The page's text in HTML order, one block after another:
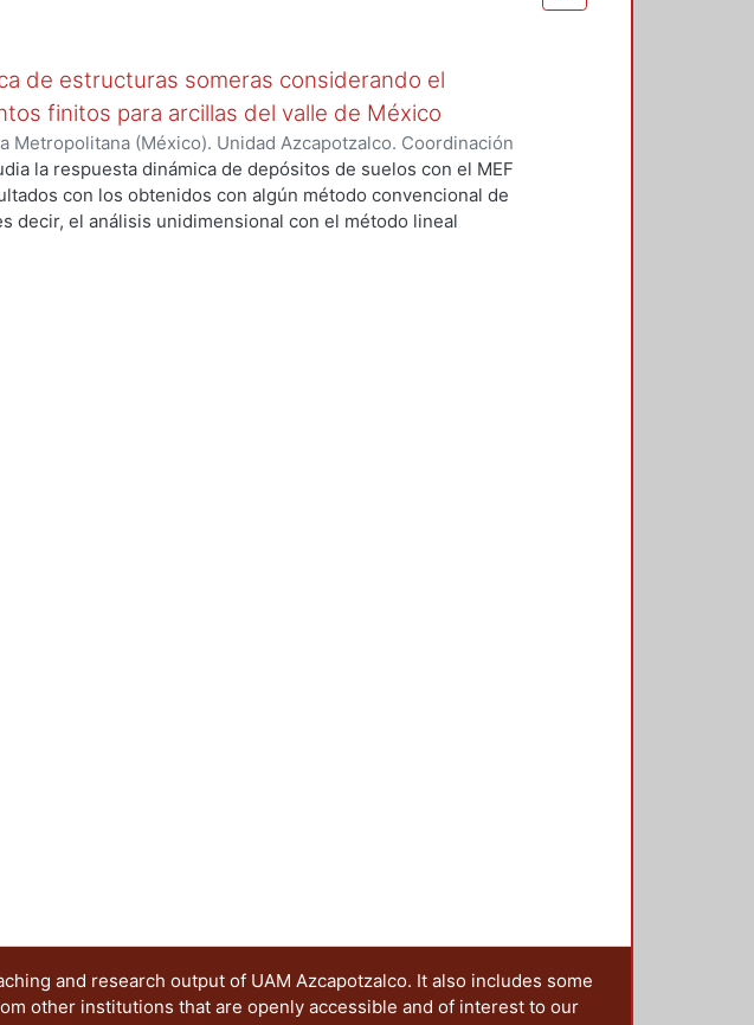
de estructuras someras considerando el
finitos para arcillas del valle de México
Metropolitana (México). Unidad Azcapotzalco. Coordinación
,2020)Franco Camilo, Omar
la respuesta dinámica de depósitos de suelos con el MEF
con los obtenidos con algún método convencional de
decir, el análisis unidimensional con el método lineal
and research output of UAM Azcapotzalco. It also includes some
other institutions that are openly accessible and of interest to our